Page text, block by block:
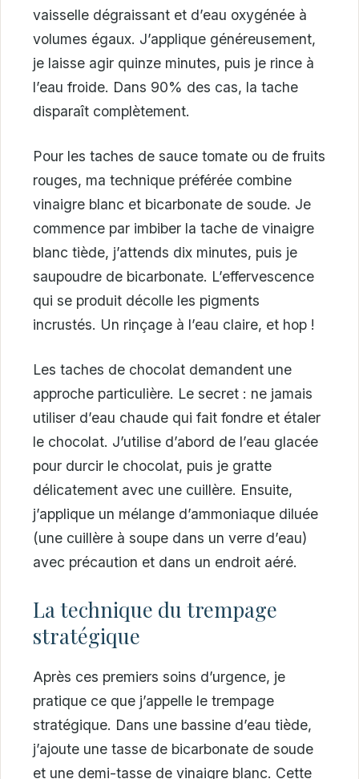
vaisselle dégraissant et d’eau oxygénée à
volumes égaux. J’applique généreusement,
je laisse agir quinze minutes, puis je rince à
l’eau froide. Dans 90% des cas, la tache
disparaît complètement.
Pour les taches de sauce tomate ou de fruits
rouges, ma technique préférée combine
vinaigre blanc et bicarbonate de soude. Je
commence par imbiber la tache de vinaigre
blanc tiède, j’attends dix minutes, puis je
saupoudre de bicarbonate. L’effervescence
qui se produit décolle les pigments
incrustés. Un rinçage à l’eau claire, et hop !
Les taches de chocolat demandent une
approche particulière. Le secret : ne jamais
utiliser d’eau chaude qui fait fondre et étaler
le chocolat. J’utilise d’abord de l’eau glacée
pour durcir le chocolat, puis je gratte
délicatement avec une cuillère. Ensuite,
j’applique un mélange d’ammoniaque diluée
(une cuillère à soupe dans un verre d’eau)
avec précaution et dans un endroit aéré.
La technique du trempage
stratégique
Après ces premiers soins d’urgence, je
pratique ce que j’appelle le trempage
stratégique. Dans une bassine d’eau tiède,
j’ajoute une tasse de bicarbonate de soude
et une demi-tasse de vinaigre blanc. Cette